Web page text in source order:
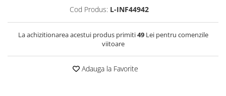
Cod Produs: L-INF44942
La achizitionarea acestui produs primiti49Lei pentru comenzile
viitoare
Adauga la Favorite